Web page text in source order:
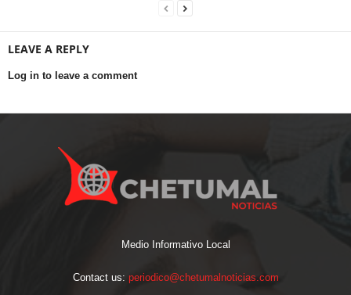
LEAVE A REPLY
Log in to leave a comment
Medio Informativo Local
Contact us: periodico@chetumalnoticias.com